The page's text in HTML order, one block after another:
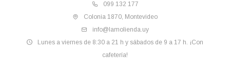
099 132 177
Colonia 1870, Montevideo
info@lamolienda.uy
Lunes a viernes de 8:30 a 21 h y sábados de 9 a 17 h. ¡Con
cafetería!